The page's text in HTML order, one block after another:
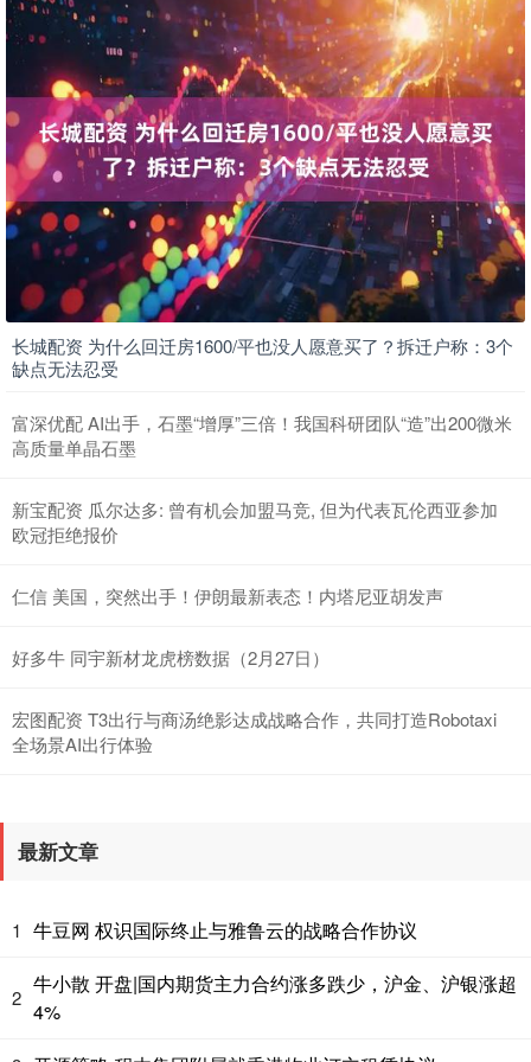
长城配资 为什么回迁房1600/平也没人愿意买了？拆迁户称：3个
缺点无法忍受
富深优配 AI出手，石墨“增厚”三倍！我国科研团队“造”出200微米
高质量单晶石墨
新宝配资 瓜尔达多: 曾有机会加盟马竞, 但为代表瓦伦西亚参加
欧冠拒绝报价
仁信 美国，突然出手！伊朗最新表态！内塔尼亚胡发声
好多牛 同宇新材龙虎榜数据（2月27日）
宏图配资 T3出行与商汤绝影达成战略合作，共同打造Robotaxi
全场景AI出行体验
最新文章
1 牛豆网 权识国际终止与雅鲁云的战略合作协议
2
牛小散 开盘|国内期货主力合约涨多跌少，沪金、沪银涨超
4%